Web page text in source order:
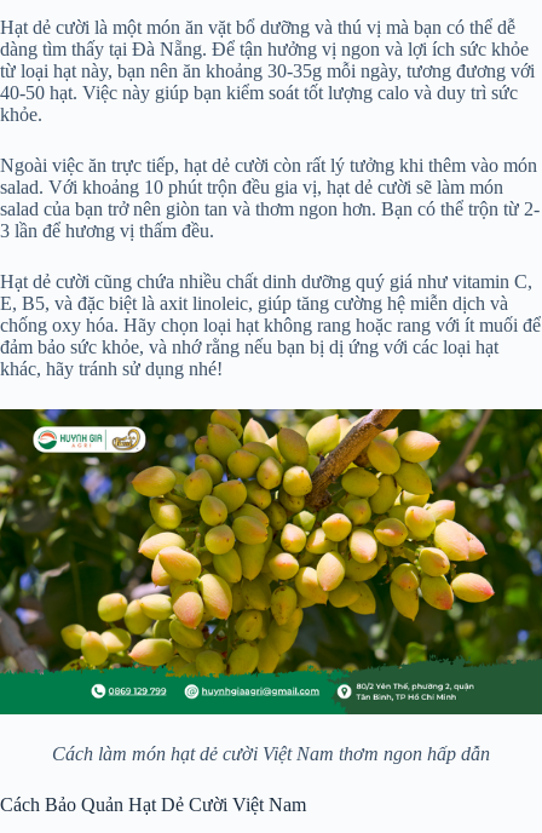
Hạt dẻ cười là một món ăn vặt bổ dưỡng và thú vị mà bạn có thể dễ
dàng tìm thấy tại Đà Nẵng. Để tận hưởng vị ngon và lợi ích sức khỏe
từ loại hạt này, bạn nên ăn khoảng 30-35g mỗi ngày, tương đương với
40-50 hạt. Việc này giúp bạn kiểm soát tốt lượng calo và duy trì sức
khỏe.
Ngoài việc ăn trực tiếp, hạt dẻ cười còn rất lý tưởng khi thêm vào món
salad. Với khoảng 10 phút trộn đều gia vị, hạt dẻ cười sẽ làm món
salad của bạn trở nên giòn tan và thơm ngon hơn. Bạn có thể trộn từ 2-
3 lần để hương vị thấm đều.
Hạt dẻ cười cũng chứa nhiều chất dinh dưỡng quý giá như vitamin C,
E, B5, và đặc biệt là axit linoleic, giúp tăng cường hệ miễn dịch và
chống oxy hóa. Hãy chọn loại hạt không rang hoặc rang với ít muối để
đảm bảo sức khỏe, và nhớ rằng nếu bạn bị dị ứng với các loại hạt
khác, hãy tránh sử dụng nhé!
Cách làm món hạt dẻ cười Việt Nam thơm ngon hấp dẫn
Cách Bảo Quản Hạt Dẻ Cười Việt Nam